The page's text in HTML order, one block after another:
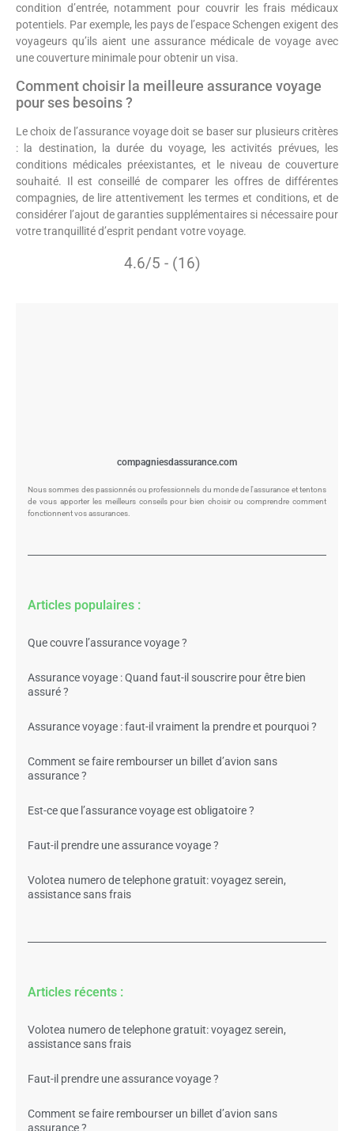
condition d’entrée, notamment pour couvrir les frais médicaux
potentiels. Par exemple, les pays de l’espace Schengen exigent des
voyageurs qu’ils aient une assurance médicale de voyage avec
une couverture minimale pour obtenir un visa.
Comment choisir la meilleure assurance voyage
pour ses besoins ?
Le choix de l’assurance voyage doit se baser sur plusieurs critères
: la destination, la durée du voyage, les activités prévues, les
conditions médicales préexistantes, et le niveau de couverture
souhaité. Il est conseillé de comparer les offres de différentes
compagnies, de lire attentivement les termes et conditions, et de
considérer l’ajout de garanties supplémentaires si nécessaire pour
votre tranquillité d’esprit pendant votre voyage.
4.6/5 - (16)
compagniesdassurance.com
Nous sommes des passionnés ou professionnels du monde de l'assurance et tentons
de vous apporter les meilleurs conseils pour bien choisir ou comprendre comment
fonctionnent vos assurances.
Articles populaires :
Que couvre l’assurance voyage ?
Assurance voyage : Quand faut-il souscrire pour être bien
assuré ?
Assurance voyage : faut-il vraiment la prendre et pourquoi ?
Comment se faire rembourser un billet d’avion sans
assurance ?
Est-ce que l’assurance voyage est obligatoire ?
Faut-il prendre une assurance voyage ?
Volotea numero de telephone gratuit: voyagez serein,
assistance sans frais
Articles récents :
Volotea numero de telephone gratuit: voyagez serein,
assistance sans frais
Faut-il prendre une assurance voyage ?
Comment se faire rembourser un billet d’avion sans
assurance ?